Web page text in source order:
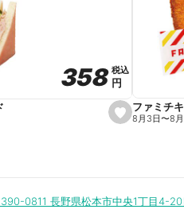
e
s
e
i
t
358
358税込
税込
円
円
ファミチキ
8月3日〜8
0811 長野県松本市中央1丁目4-